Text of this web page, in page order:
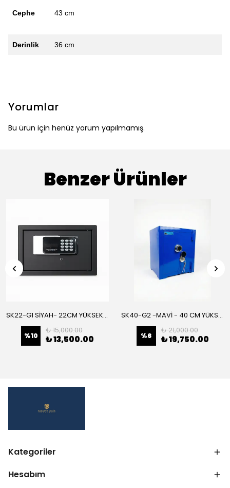
Cephe 43 cm
Derinlik 36 cm
Yorumlar
Bu ürün için henüz yorum yapılmamış.
Benzer Ürünler
SK22-G1 SİYAH- 22CM YÜKSEKLİK- ELEKTRONİK ŞİFRELİ - ZEMİNE MONTAJLANABİLİR ÇELİK KASA-
%10
₺ 15,000.00
₺ 13,500.00
SK40-G2 -MAVİ - 40 CM YÜKSEKLİK- ZEMİNE MONTAJLANABİLİR ÇELİK KASA
%6
₺ 21,000.00
₺ 19,750.00
Kategoriler
Hesabım